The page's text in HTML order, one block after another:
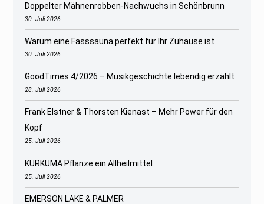
Doppelter Mähnenrobben-Nachwuchs in Schönbrunn
30. Juli 2026
Warum eine Fasssauna perfekt für Ihr Zuhause ist
30. Juli 2026
GoodTimes 4/2026 – Musikgeschichte lebendig erzählt
28. Juli 2026
Frank Elstner & Thorsten Kienast – Mehr Power für den
Kopf
25. Juli 2026
KURKUMA Pflanze ein Allheilmittel
25. Juli 2026
EMERSON LAKE & PALMER